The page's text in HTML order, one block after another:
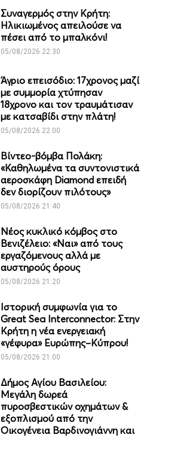
Συναγερμός στην Κρήτη:
Ηλικιωμένος απειλούσε να
πέσει από το μπαλκόνι!
05/08/2026 22:30
Άγριο επεισόδιο: 17χρονος μαζί
με συμμορία χτύπησαν
18χρονο και τον τραυμάτισαν
με κατσαβίδι στην πλάτη!
05/08/2026 22:00
Βίντεο-βόμβα Πολάκη:
«Καθηλωμένα τα συντονιστικά
αεροσκάφη Diamond επειδή
δεν διορίζουν πιλότους»
05/08/2026 21:40
Νέος κυκλικό κόμβος στο
Βενιζέλειο: «Ναι» από τους
εργαζόμενους αλλά με
αυστηρούς όρους
05/08/2026 21:20
Ιστορική συμφωνία για το
Great Sea Interconnector: Στην
Κρήτη η νέα ενεργειακή
«γέφυρα» Ευρώπης–Κύπρου!
05/08/2026 21:00
Δήμος Αγίου Βασιλείου:
Μεγάλη δωρεά
πυροσβεστικών οχημάτων &
εξοπλισμού από την
Οικογένεια Βαρδινογιάννη και